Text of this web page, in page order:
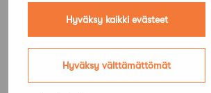
Hyväksy kaikki evästeet
Hyväksy välttämättömät